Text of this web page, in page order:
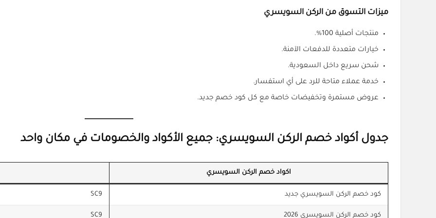
ميزات التسوق من الركن السويسري
منتجات أصلية 100%.
خيارات متعددة للدفعات الآمنة.
شحن سريع داخل السعودية.
خدمة عملاء متاحة للرد على أي استفسار.
عروض مستمرة وتخفيضات خاصة مع كل كود خصم جديد.
جدول أكواد خصم الركن السويسري: جميع الأكواد والخصومات في مكان واحد
اكواد خصم الركن السويسري
كود خصم الركن السويسري جديد SC9
كود خصم الركن السويسري 2026 SC9